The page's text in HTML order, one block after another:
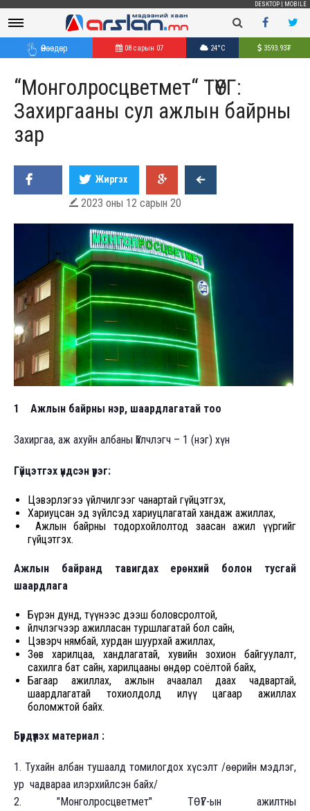
DESKTOP MOBILE
Өнөөдөр 08 сарын 07 24°C 3593.93₮
“Монголросцветмет“ ТӨҮГ:
Захиргааны сул ажлын байрны
зар
Жиргэх
 2023 оны 12 сарын 20
1 Ажлын байрны нэр, шаардлагатай тоо
Захиргаа, аж ахуйн албаны Үйлчлэгч – 1 (нэг) хүн
Гүйцэтгэх үндсэн үүрэг:
Цэвэрлэгээ үйлчилгээг чанартай гүйцэтгэх,
Хариуцсан эд зүйлсэд хариуцлагатай хандаж ажиллах,
Ажлын байрны тодорхойлолтод заасан ажил үүргийг
гүйцэтгэх.
Ажлын байранд тавигдах ерөнхий болон тусгай
шаардлага
Бүрэн дунд, түүнээс дээш боловсролтой,
Үйлчлэгчээр ажилласан туршлагатай бол сайн,
Цэвэрч нямбай, хурдан шуурхай ажиллах,
Зөв харилцаа, хандлагатай, хувийн зохион байгуулалт,
сахилга бат сайн, харилцааны өндөр соёлтой байх,
Багаар ажиллах, ажлын ачаалал даах чадвартай,
шаардлагатай тохиолдолд илүү цагаар ажиллах
боломжтой байх.
Бүрдүүлэх материал :
1. Тухайн албан тушаалд томилогдох хүсэлт /өөрийн мэдлэг,
ур чадвараа илэрхийлсэн байх/
2. "Монголросцветмет" ТӨҮГ-ын ажилтны